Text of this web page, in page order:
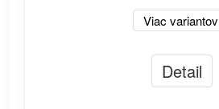
Viac variantov
Detail